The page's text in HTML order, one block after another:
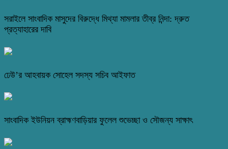
সরাইলে সাংবাদিক মাসুদের বিরুদ্ধে মিথ্যা মামলার তীব্র নিন্দা: দ্রুত
প্রত্যাহারের দাবি
ঢেউ’র আহবায়ক সোহেল সদস্য সচিব আইফাত
সাংবাদিক ইউনিয়ন ব্রাহ্মণবাড়িয়ার ফুলেল শুভেচ্ছা ও সৌজন্য সাক্ষাৎ